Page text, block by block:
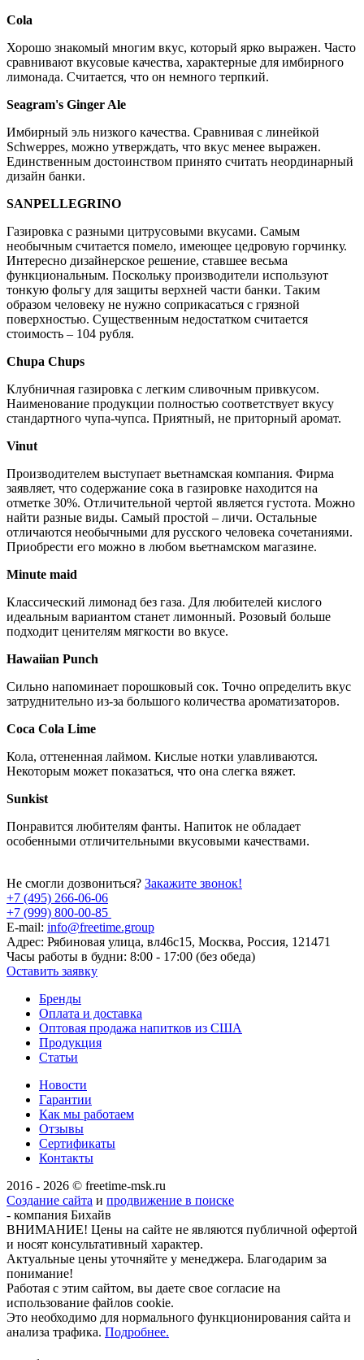
Cola
Хорошо знакомый многим вкус, который ярко выражен. Часто
сравнивают вкусовые качества, характерные для имбирного
лимонада. Считается, что он немного терпкий.
Seagram's Ginger Ale
Имбирный эль низкого качества. Сравнивая с линейкой
Schweppes, можно утверждать, что вкус менее выражен.
Единственным достоинством принято считать неординарный
дизайн банки.
SANPELLEGRINO
Газировка с разными цитрусовыми вкусами. Самым
необычным считается помело, имеющее цедровую горчинку.
Интересно дизайнерское решение, ставшее весьма
функциональным. Поскольку производители используют
тонкую фольгу для защиты верхней части банки. Таким
образом человеку не нужно соприкасаться с грязной
поверхностью. Существенным недостатком считается
стоимость – 104 рубля.
Chupa Chups
Клубничная газировка с легким сливочным привкусом.
Наименование продукции полностью соответствует вкусу
стандартного чупа-чупса. Приятный, не приторный аромат.
Vinut
Производителем выступает вьетнамская компания. Фирма
заявляет, что содержание сока в газировке находится на
отметке 30%. Отличительной чертой является густота. Можно
найти разные виды. Самый простой – личи. Остальные
отличаются необычными для русского человека сочетаниями.
Приобрести его можно в любом вьетнамском магазине.
Minute maid
Классический лимонад без газа. Для любителей кислого
идеальным вариантом станет лимонный. Розовый больше
подходит ценителям мягкости во вкусе.
Hawaiian Punch
Сильно напоминает порошковый сок. Точно определить вкус
затруднительно из-за большого количества ароматизаторов.
Coca Cola Lime
Кола, оттененная лаймом. Кислые нотки улавливаются.
Некоторым может показаться, что она слегка вяжет.
Sunkist
Понравится любителям фанты. Напиток не обладает
особенными отличительными вкусовыми качествами.
Не смогли дозвониться? Закажите звонок!
+7 (495) 266-06-06
+7 (999) 800-00-85
E-mail: info@freetime.group
Адрес: Рябиновая улица, вл46с15, Москва, Россия, 121471
Часы работы в будни: 8:00 - 17:00 (без обеда)
Оставить заявку
Бренды
Оплата и доставка
Оптовая продажа напитков из США
Продукция
Статьи
Новости
Гарантии
Как мы работаем
Отзывы
Сертификаты
Контакты
2016 - 2026 © freetime-msk.ru
Создание сайта и продвижение в поиске
- компания Бихайв
ВНИМАНИЕ! Цены на сайте не являются публичной офертой
и носят консультативный характер.
Актуальные цены уточняйте у менеджера. Благодарим за
понимание!
Работая с этим сайтом, вы даете свое согласие на
использование файлов cookie.
Это необходимо для нормального функционирования сайта и
анализа трафика. Подробнее.